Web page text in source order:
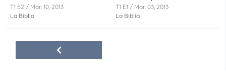
T1 E2 / Mar. 10, 2013
La Biblia
T1 E1 / Mar. 03, 2013
La Biblia